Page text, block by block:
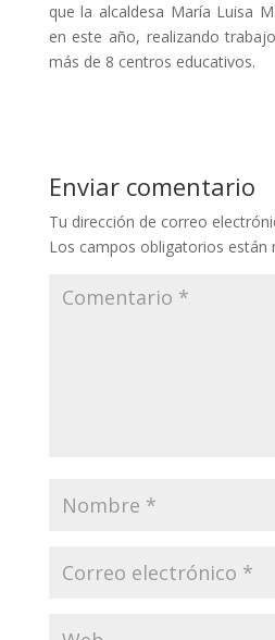
que la alcaldesa María Luisa
en este año, realizando
más de 8 centros educativos.
Enviar comentario
Tu dirección de correo
Los campos obligatorios están